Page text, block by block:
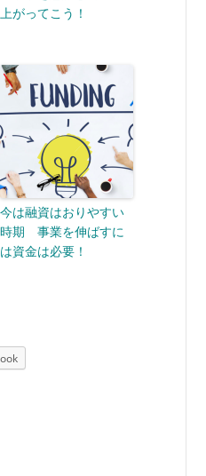
上がってこう！
今は融資はおりやすい
時期 事業を伸ばすに
は資金は必要！